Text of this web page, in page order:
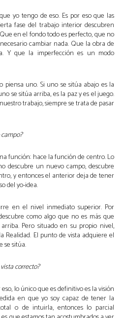
yo tengo de eso. Es por eso que las
fase del trabajo interior descubren
en el fondo todo es perfecto, que no
cambiar nada. Que la obra de
Y que la imperfección es un modo
piensa uno. Si uno se sitúa abajo es la
se sitúa arriba, es la paz y es el juego.
trabajo, siempre se trata de pasar
función: hace la función de centro. Lo
descubre un nuevo campo, descubre
y entonces el anterior deja de tener
del yo-idea.
en el nivel inmediato superior. Por
como algo que no es más que
Pero situado en su propio nivel,
Realidad. El punto de vista adquiere el
se sitúa.
correcto?
lo único que es definitivo es la visión
en que yo soy capaz de tener la
o de intuirla, entonces lo parcial